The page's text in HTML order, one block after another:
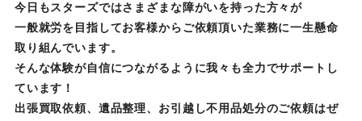
今日もスターズではさまざまな障がいを持った方々が
一般就労を目指してお客様からご依頼頂いた業務に一生懸命
取り組んでいます。
そんな体験が自信につながるように我々も全力でサポートし
ています！
出張買取依頼、遺品整理、お引越し不用品処分のご依頼はぜ